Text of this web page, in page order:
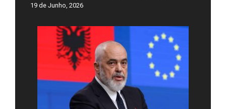
19 de Junho, 2026